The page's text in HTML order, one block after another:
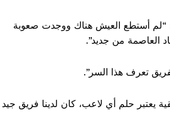
“لم أستطع العيش هناك ووجدت صعوبة
العاصمة من جديد”.
تعرف هذا السر”.
يعتبر حلم أي لاعب، كان لدينا فريق جيد